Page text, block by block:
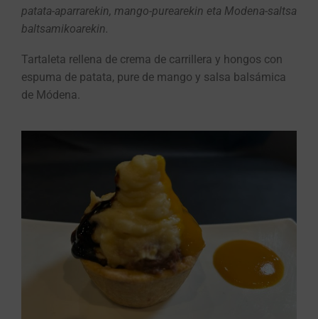
patata-aparrarekin, mango-purearekin eta Modena-saltsa
baltsamikoarekin.
Tartaleta rellena de crema de carrillera y hongos con
espuma de patata, pure de mango y salsa balsámica
de Módena.